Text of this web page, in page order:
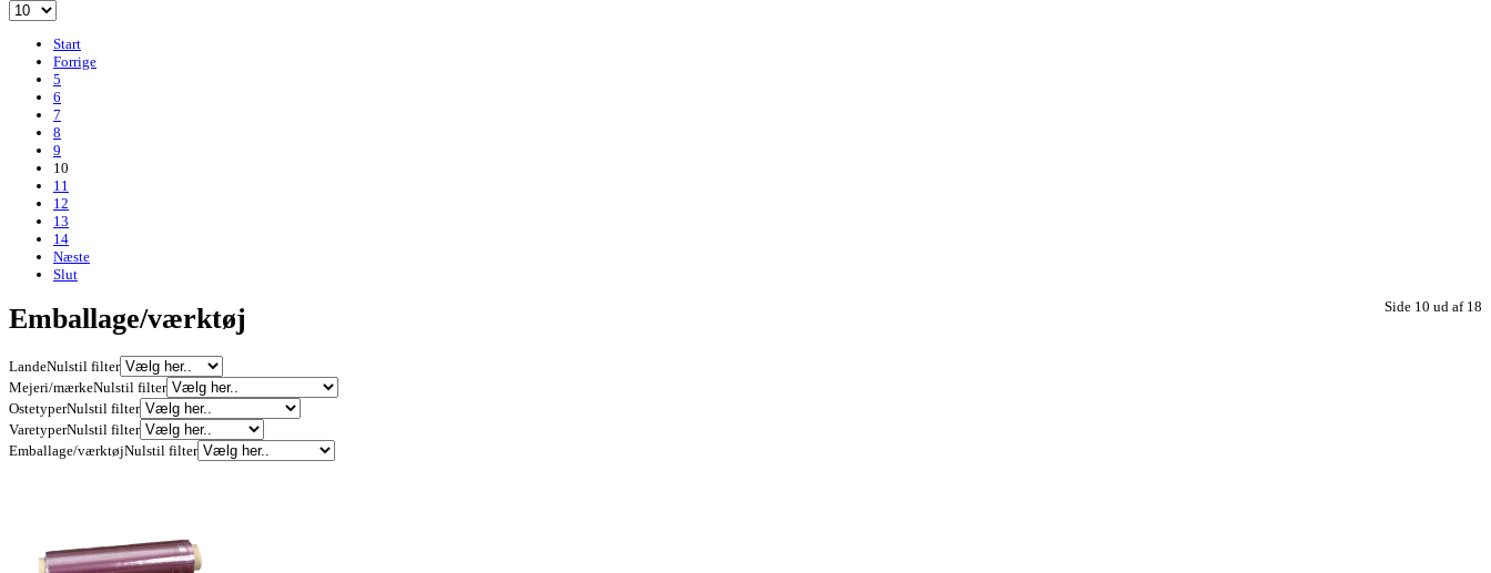
Start
Forrige
5
6
7
8
9
10
11
12
13
14
Næste
Slut
Side 10 ud af 18
Emballage/værktøj
LandeNulstil filter
Mejeri/mærkeNulstil filter
OstetyperNulstil filter
VaretyperNulstil filter
Emballage/værktøjNulstil filter